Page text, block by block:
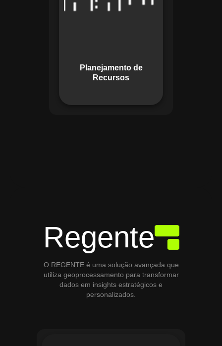
Planejamento de
Recursos
garante o uso
promovendo
Regente
O REGENTE é uma solução avançada que
utiliza geoprocessamento para transformar
dados em insights estratégicos e
personalizados.